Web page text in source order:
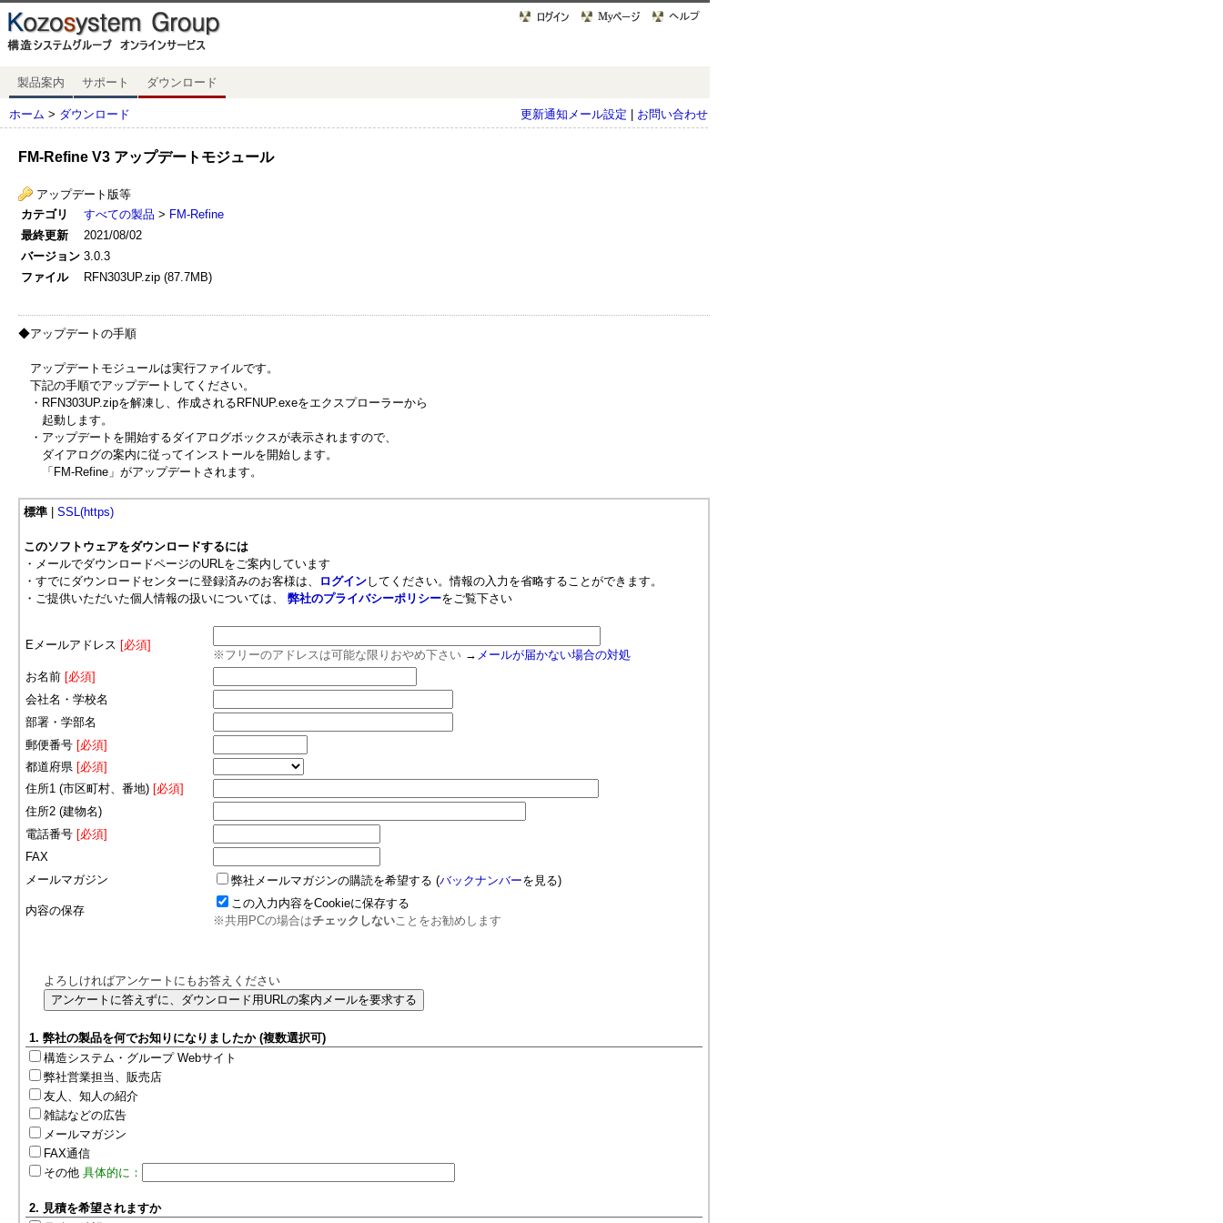
製品案内 サポート ダウンロード
ホーム > ダウンロード 更新通知メール設定 お問い合わせ
FM-Refine V3 アップデートモジュール
アップデート版等
カテゴリ
すべての製品 > FM-Refine
最終更新
2021/08/02
バージョン 3.0.3
ファイル
RFN303UP.zip (87.7MB)
◆アップデートの手順
アップデートモジュールは実行ファイルです。
下記の手順でアップデートしてください。
・RFN303UP.zipを解凍し、作成されるRFNUP.exeをエクスプローラーから
起動します。
・アップデートを開始するダイアログボックスが表示されますので、
ダイアログの案内に従ってインストールを開始します。
「FM-Refine」がアップデートされます。
標準 SSL(https)
このソフトウェアをダウンロードするには
・メールでダウンロードページのURLをご案内しています
・すでにダウンロードセンターに登録済みのお客様は、
ログインしてください。情報の入力を省略することができます。
・ご提供いただいた個人情報の扱いについては、 弊社のプライバシーポリシーをご覧下さい
Eメールアドレス [必須]
※フリーのアドレスは可能な限りおやめ下さい → メールが届かない場合の対処
お名前 [必須]
会社名・学校名
部署・学部名
郵便番号 [必須]
都道府県 [必須]
住所1 (市区町村、番地) [必須]
住所2 (建物名)
電話番号 [必須]
FAX
メールマガジン
弊社メールマガジンの購読を希望する (バックナンバーを見る)
内容の保存
この入力内容をCookieに保存する
※共用PCの場合はチェックしないことをお勧めします
よろしければアンケートにもお答えください
1. 弊社の製品を何でお知りになりましたか (複数選択可)
構造システム・グループ Webサイト
弊社営業担当、販売店
友人、知人の紹介
雑誌などの広告
メールマガジン
FAX通信
その他 具体的に：
2. 見積を希望されますか